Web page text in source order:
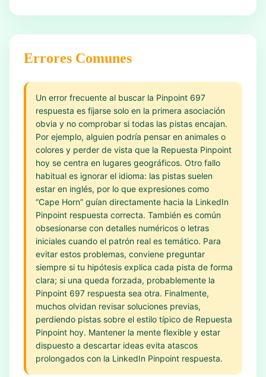
Errores Comunes
Un error frecuente al buscar la Pinpoint 697
respuesta es fijarse solo en la primera asociación
obvia y no comprobar si todas las pistas encajan.
Por ejemplo, alguien podría pensar en animales o
colores y perder de vista que la Repuesta Pinpoint
hoy se centra en lugares geográficos. Otro fallo
habitual es ignorar el idioma: las pistas suelen
estar en inglés, por lo que expresiones como
“Cape Horn” guían directamente hacia la LinkedIn
Pinpoint respuesta correcta. También es común
obsesionarse con detalles numéricos o letras
iniciales cuando el patrón real es temático. Para
evitar estos problemas, conviene preguntar
siempre si tu hipótesis explica cada pista de forma
clara; si una queda forzada, probablemente la
Pinpoint 697 respuesta sea otra. Finalmente,
muchos olvidan revisar soluciones previas,
perdiendo pistas sobre el estilo típico de Repuesta
Pinpoint hoy. Mantener la mente flexible y estar
dispuesto a descartar ideas evita atascos
prolongados con la LinkedIn Pinpoint respuesta.